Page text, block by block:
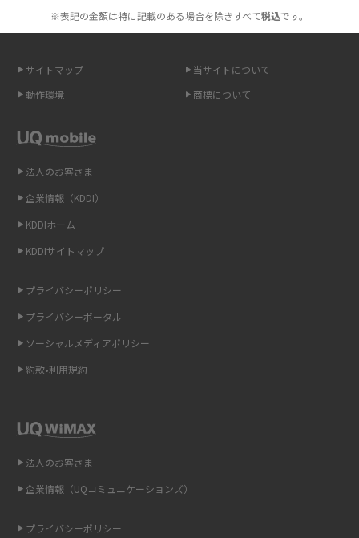
高校生にスマホ制限は必要？所持率やメリット・デメリットを詳しく紹介
トを解説
スマホや携帯端末の通信速度制限とは？回避のコツや解除のタイミング・
LINEの通知がこない時の原因と対処法9選！設定の確認手順も解説
スマホのウィジェットとは？iPhone・Androidの設定方法やおススメを紹
リプライ機能とは？LINE、X（旧Twitter）、Instagram、TikTokで送る方法
インスタのDMの送り方は？便利機能の使い方や注意点をわかりやすく解説
Bluetooth®とは？Wi-Fiとの違いやスマホ・PCとの接続方法を解説
紹介
※表記の金額は特に記載のある場合を除きすべて税込です。
サイトマップ
当サイトについて
動作環境
商標について
法人のお客さま
企業情報（KDDI）
KDDIホーム
KDDIサイトマップ
プライバシーポリシー
プライバシーポータル
ソーシャルメディアポリシー
約款•利用規約
法人のお客さま
企業情報（UQコミュニケーションズ）
プライバシーポリシー